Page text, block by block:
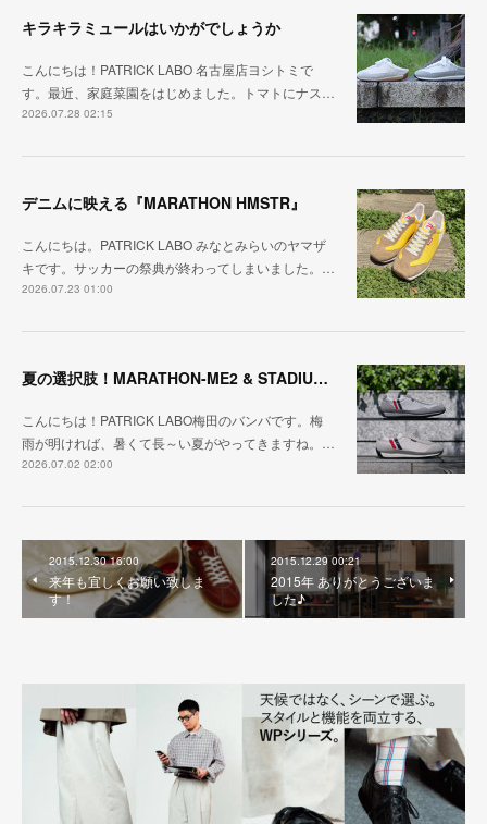
キラキラミュールはいかがでしょうか
こんにちは！PATRICK LABO 名古屋店ヨシトミで
す。最近、家庭菜園をはじめました。トマトにナス…
2026.07.28 02:15
デニムに映える『MARATHON HMSTR』
こんにちは。PATRICK LABO みなとみらいのヤマザ
キです。サッカーの祭典が終わってしまいました。…
2026.07.23 01:00
夏の選択肢！MARATHON-ME2 & STADIUM-ME2
こんにちは！PATRICK LABO梅田のバンバです。梅
雨が明ければ、暑くて長～い夏がやってきますね。…
2026.07.02 02:00
2015.12.30 16:00
来年も宜しくお願い致しま
す！
2015.12.29 00:21
2015年 ありがとうございま
した♪